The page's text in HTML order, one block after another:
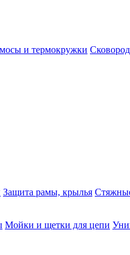
и термокружки
Защита рамы, крылья
Мойки и щетки для цепи